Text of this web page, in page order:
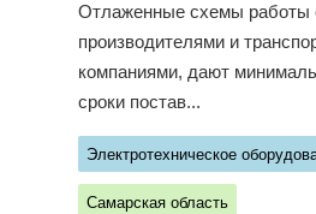
Отлаженные схемы работы
производителями и
компаниями, дают
сроки постав...
Электротехническое
Самарская область